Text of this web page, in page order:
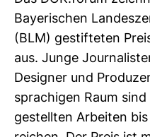
Baye­ri­schen
(BLM) gestif­teten
aus. Junge
Desi­gner und
spra­chigen Raum
gestellten Arbeiten